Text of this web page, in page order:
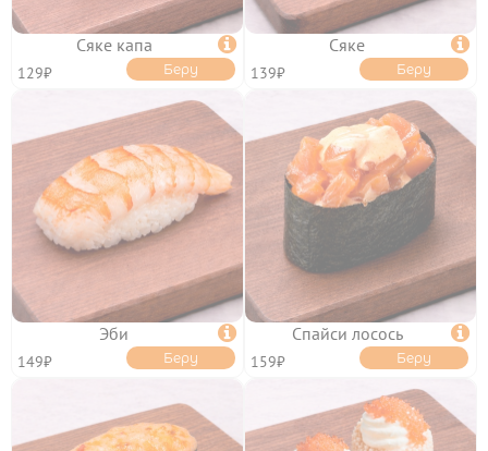
ТОППИНГИ
ОТЗЫВЫ
КОНТАКТЫ
ЛИЧНЫЙ КАБИНЕТ
АКЦИИ
ИНФОРМАЦИЯ
Сяке капа 
129₽ Беру
Сяке 
139₽ Беру
Эби 
149₽ Беру
Спайси лосось 
159₽ Беру